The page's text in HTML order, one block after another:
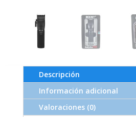
Descripción
Información adicional
Valoraciones (0)